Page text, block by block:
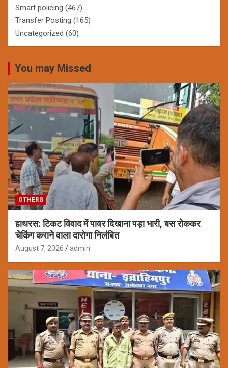
Smart policing (467)
Transfer Posting (165)
Uncategorized (60)
You may Missed
OTHERS
हाथरस: टिकट विवाद में पावर दिखाना पड़ा भारी, बस रोककर
चेकिंग कराने वाला दारोगा निलंबित
August 7, 2026 admin